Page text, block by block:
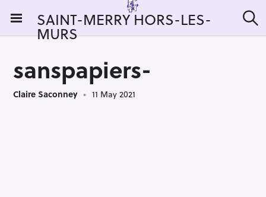
i
SAINT-MERRY HORS-LES-
MURS e
sanspapiers-
Claire Saconney 11 May 2021